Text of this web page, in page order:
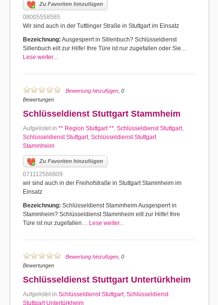
Zu Favoriten hinzufügen
08005558585
Wir sind auch in der Tuttlinger Straße in Stuttgart im Einsatz
Bezeichnung: Ausgesperrt in Sillenbuch? Schlüsseldienst
Sillenbuch eilt zur Hilfe! Ihre Türe ist nur zugefallen oder Sie…
Lese weiter...
Bewertung hinzufügen , 0
Bewertungen
Schlüsseldienst Stuttgart Stammheim
Aufgelistet in ** Region Stuttgart **, Schlüsseldienst Stuttgart,
Schlüsseldienst Stuttgart, Schlüsseldienst Stuttgart
Stammheim
Zu Favoriten hinzufügen
071112566809
wir sind auch in der Freihofstraße in Stuttgart Stammheim im
Einsatz
Bezeichnung: Schlüsseldienst Stammheim Ausgesperrt in
Stammheim? Schlüsseldienst Stammheim eilt zur Hilfe! Ihre
Türe ist nur zugefallen… Lese weiter...
Bewertung hinzufügen , 0
Bewertungen
Schlüsseldienst Stuttgart Untertürkheim
Aufgelistet in Schlüsseldienst Stuttgart, Schlüsseldienst
Stuttgart Untertürkheim